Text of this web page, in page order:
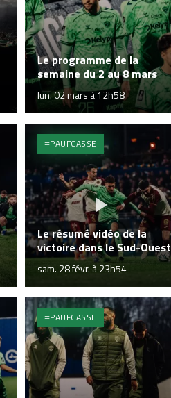
Le programme de la
semaine du 2 au 8 mars
lun. 02 mars à 12h58
#PAUFCASSE
Le résumé vidéo de la
victoire dans le Sud-Ouest
sam. 28 févr. à 23h54
#PAUFCASSE